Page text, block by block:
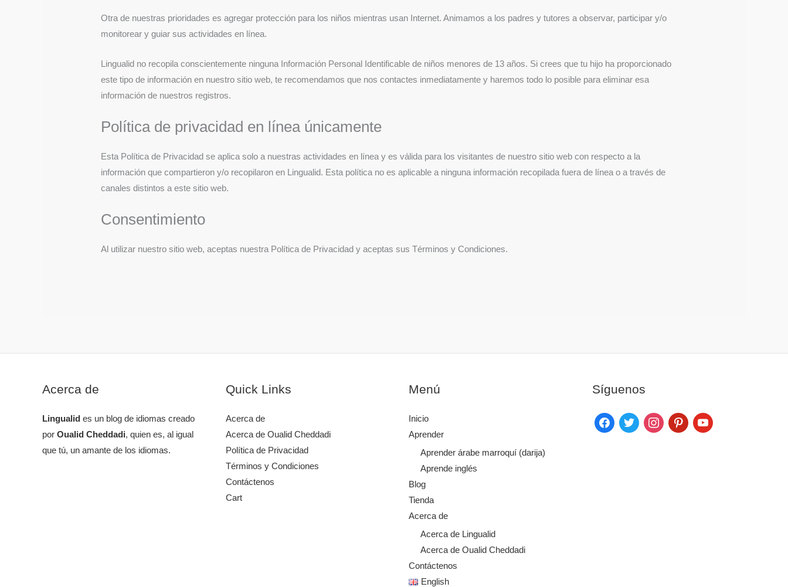
Otra de nuestras prioridades es agregar protección para los niños mientras usan Internet. Animamos a los padres y tutores a observar, participar y/o
monitorear y guiar sus actividades en línea.
Lingualid no recopila conscientemente ninguna Información Personal Identificable de niños menores de 13 años. Si crees que tu hijo ha proporcionado
este tipo de información en nuestro sitio web, te recomendamos que nos contactes inmediatamente y haremos todo lo posible para eliminar esa
información de nuestros registros.
Política de privacidad en línea únicamente
Esta Política de Privacidad se aplica solo a nuestras actividades en línea y es válida para los visitantes de nuestro sitio web con respecto a la
información que compartieron y/o recopilaron en Lingualid. Esta política no es aplicable a ninguna información recopilada fuera de línea o a través de
canales distintos a este sitio web.
Consentimiento
Al utilizar nuestro sitio web, aceptas nuestra Política de Privacidad y aceptas sus Términos y Condiciones.
Acerca de
Lingualid es un blog de idiomas creado
por Oualid Cheddadi, quien es, al igual
que tú, un amante de los idiomas.
Quick Links
Acerca de
Acerca de Oualid Cheddadi
Política de Privacidad
Términos y Condiciones
Contáctenos
Cart
Menú
Inicio
Aprender
Aprender árabe marroquí (darija)
Aprende inglés
Blog
Tienda
Acerca de
Acerca de Lingualid
Acerca de Oualid Cheddadi
Contáctenos
English
Síguenos